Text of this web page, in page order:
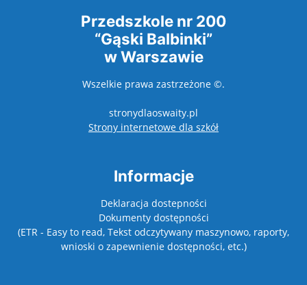
Przedszkole nr 200
“Gąski Balbinki”
w Warszawie
Wszelkie prawa zastrzeżone ©.
stronydlaoswaity.pl
Strony internetowe dla szkółotwiera się w
Informacje
Deklaracja dostepności
Dokumenty dostępności
(ETR - Easy to read, Tekst odczytywany maszynowo, raporty,
wnioski o zapewnienie dostępności, etc.)